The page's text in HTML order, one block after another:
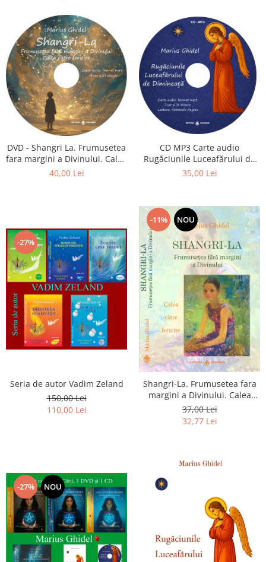
DVD - Shangri La. Frumusetea
fara margini a Divinului. Calea
catre fericire
40,00 Lei
CD MP3 Carte audio
Rugăciunile Luceafărului de
dimineață
35,00 Lei
-27%
Seria de autor Vadim Zeland
150,00 Lei
110,00 Lei
-11% NOU
Shangri-La. Frumusetea fara
margini a Divinului. Calea
catre fericire
37,00 Lei
32,77 Lei
-27% NOU